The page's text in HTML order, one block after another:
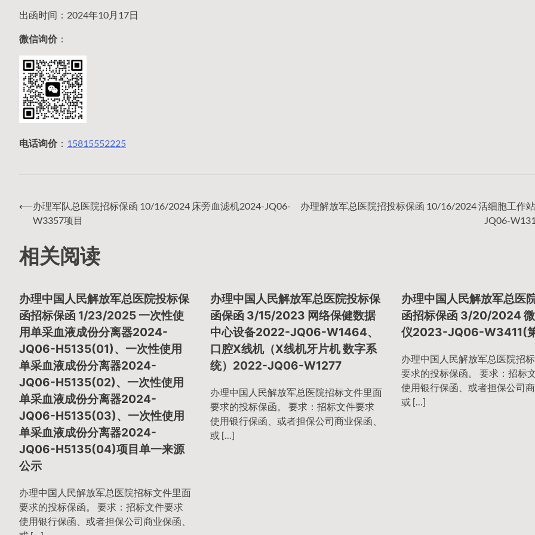
出函时间：2024年10月17日
微信询价：
电话询价： 15815552225
文
章
导
航
⟵办理军队总医院招标保函 10/16/2024 床旁血滤机2024-JQ06-
W3357项目
办理解放军总医院招投标保函 10/16/2024 活细胞工作
JQ06-
相关阅读
办理中国人民解放军总医院投标保
函招标保函 1/23/2025 一次性使
用单采血液成份分离器2024-
JQ06-H5135(01)、一次性使用
单采血液成份分离器2024-
JQ06-H5135(02)、一次性使用
单采血液成份分离器2024-
JQ06-H5135(03)、一次性使用
单采血液成份分离器2024-
JQ06-H5135(04)项目单一来源
公示
办理中国人民解放军总医院招标文件里面
要求的投标保函。 要求：招标文件要求
使用银行保函、或者担保公司商业保函、
办理中国人民解放军总医院投标保
函保函 3/15/2023 网络保健数据
中心设备2022-JQ06-W1464、
口腔X线机（X线机牙片机 数字系
统）2022-JQ06-W1277
办理中国人民解放军总医院招标文件里面
要求的投标保函。 要求：招标文件要求
使用银行保函、或者担保公司商业保函、
或 […]
办理中国人民解放军总医
函招标保函 3/20/2024
仪2023-JQ06-W3411(
办理中国人民解放军总医院招
要求的投标保函。 要求：招标
使用银行保函、或者担保公司商
或 […]